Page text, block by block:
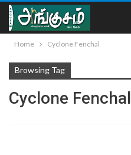
Home Cyclone Fenchal
Browsing Tag
Cyclone Fenchal